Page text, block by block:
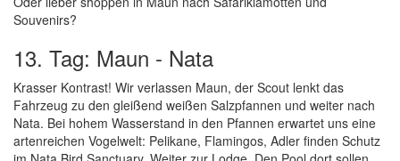
Souvenirs?
13. Tag: Maun - Nata
Krasser Kontrast! Wir verlassen Maun, der Scout lenkt das
Fahrzeug zu den gleißend weißen Salzpfannen und weiter nach
Nata. Bei hohem Wasserstand in den Pfannen erwartet uns eine
artenreichen Vogelwelt: Pelikane, Flamingos, Adler finden Schutz